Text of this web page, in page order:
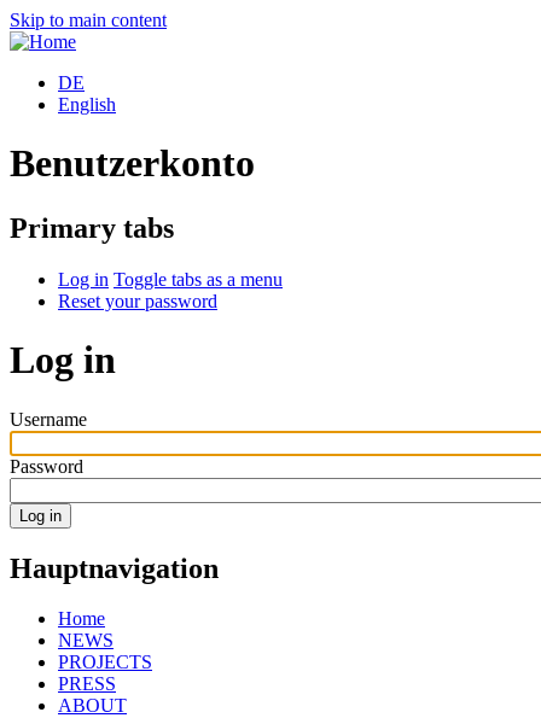
Skip to main content
DE
English
Benutzerkonto
Primary tabs
Log in Toggle tabs as a menu
Reset your password
Log in
Username
Password
Hauptnavigation
Home
NEWS
PROJECTS
PRESS
ABOUT